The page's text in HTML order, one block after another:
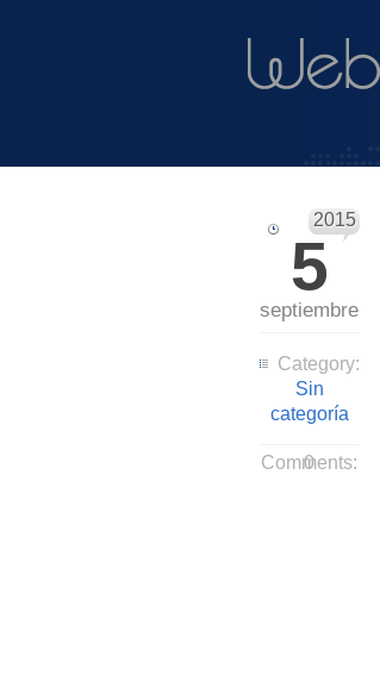
5
septiembre
2015
Category:
Sin
categoría
Comments:
0